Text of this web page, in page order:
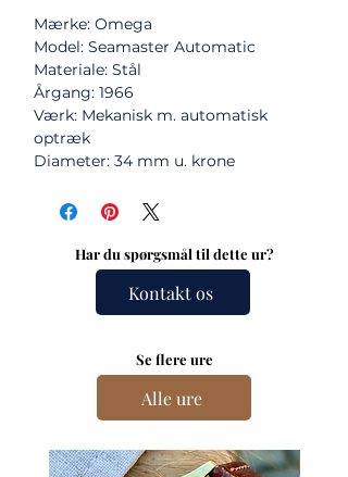
Mærke: Omega
Model: Seamaster Automatic
Materiale: Stål
Årgang: 1966
Værk: Mekanisk m. automatisk
optræk
Diameter: 34 mm u. krone
Har du spørgsmål til dette ur?
Kontakt os
Se flere ure
Alle ure